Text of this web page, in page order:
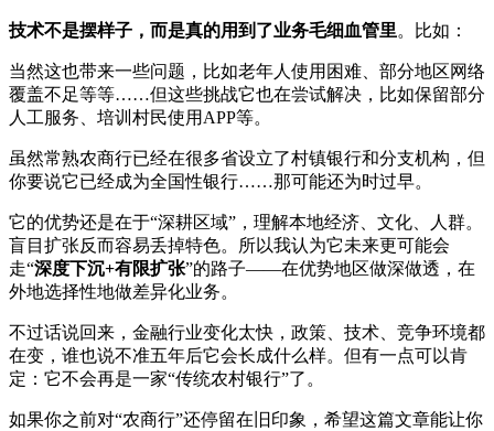
技术不是摆样子，而是真的用到了业务毛细血管里。比如：
当然这也带来一些问题，比如老年人使用困难、部分地区网络
覆盖不足等等……但这些挑战它也在尝试解决，比如保留部分
人工服务、培训村民使用APP等。
虽然常熟农商行已经在很多省设立了村镇银行和分支机构，但
你要说它已经成为全国性银行……那可能还为时过早。
它的优势还是在于“深耕区域”，理解本地经济、文化、人群。
盲目扩张反而容易丢掉特色。所以我认为它未来更可能会
走“深度下沉+有限扩张”的路子——在优势地区做深做透，在
外地选择性地做差异化业务。
不过话说回来，金融行业变化太快，政策、技术、竞争环境都
在变，谁也说不准五年后它会长成什么样。但有一点可以肯
定：它不会再是一家“传统农村银行”了。
如果你之前对“农商行”还停留在旧印象，希望这篇文章能让你